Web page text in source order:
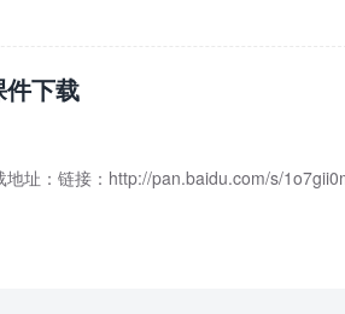
下载
址：链接：http://pan.baidu.com/s/